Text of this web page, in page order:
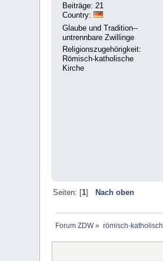
Beiträge: 21
Country:
Glaube und Tradition--
untrennbare Zwillinge
Religionszugehörigkeit:
Römisch-katholische
Kirche
Seiten: [1]
Nach oben
Forum ZDW» römisch-katholisch